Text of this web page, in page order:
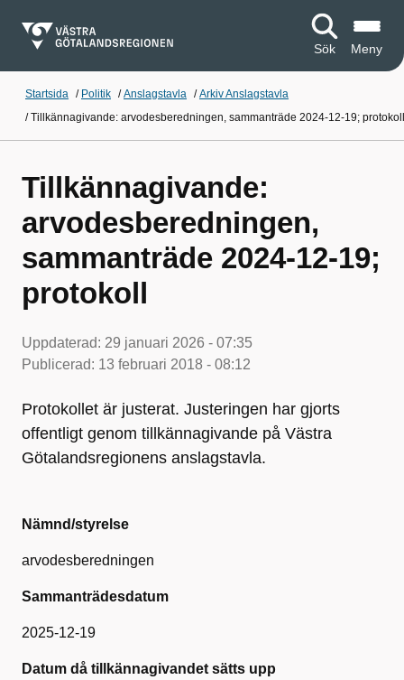
Sök Meny
Startsida / Politik /Anslagstavla /Arkiv Anslagstavla
/Tillkännagivande: arvodesberedningen, sammanträde 2024-12-19; protokoll
Tillkännagivande:
arvodesberedningen,
sammanträde 2024-12-19;
protokoll
Uppdaterad: 29 januari 2026 - 07:35
Publicerad: 13 februari 2018 - 08:12
Protokollet är justerat. Justeringen har gjorts
offentligt genom tillkännagivande på Västra
Götalandsregionens anslagstavla.
Nämnd/styrelse
arvodesberedningen
Sammanträdesdatum
2025-12-19
Datum då tillkännagivandet sätts upp